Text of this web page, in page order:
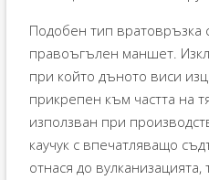
Подобен тип вратовръзка
правоъгълен маншет.
при който дъното виси
прикрепен към частта на
използван при
каучук с впечатляващо
отнася до